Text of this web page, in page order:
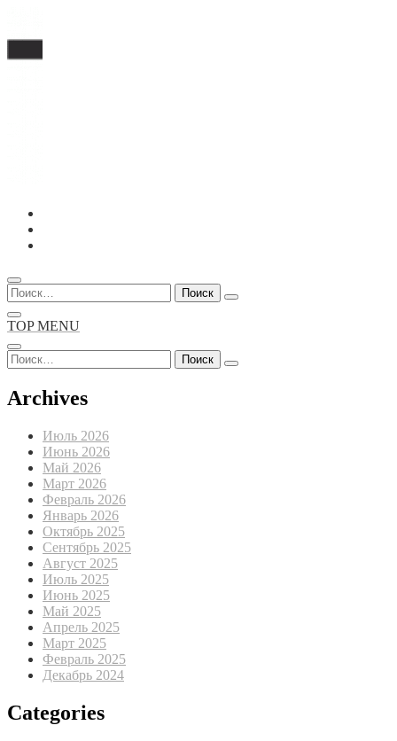
Перейти
содержимому
Найти:
TOP MENU
Найти:
Archives
Июль 2026
Июнь 2026
Май 2026
Март 2026
Февраль 2026
Январь 2026
Октябрь 2025
Сентябрь 2025
Август 2025
Июль 2025
Июнь 2025
Май 2025
Апрель 2025
Март 2025
Февраль 2025
Декабрь 2024
Categories